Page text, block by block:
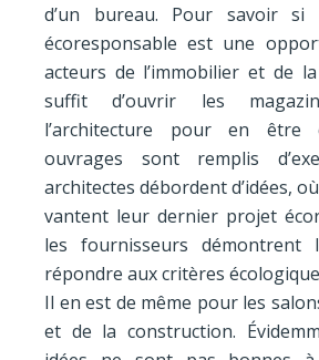
d’un bureau. Pour savoir si
écoresponsable est une
acteurs de l’immobilier et de
suffit d’ouvrir les
l’architecture pour en être
ouvrages sont remplis
architectes débordent d’idées,
vantent leur dernier projet
les fournisseurs démontrent
répondre aux critères
Il en est de même pour les
et de la construction.